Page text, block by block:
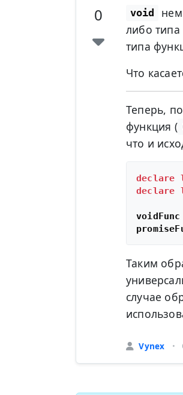
0 void
либо
типа
Что
Теперь,
функция (
что и
declare
declare
Таким
случае
Vynex •